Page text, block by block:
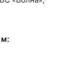
м: